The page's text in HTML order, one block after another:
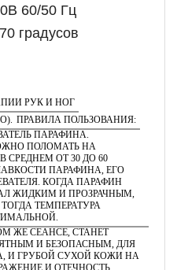
60/50 Гц
градусов
РУК И НОГ
ПРАВИЛА ПОЛЬЗОВАНИЯ:
ПАРАФИНА.
ПОЛОМАТЬ НА
ОТ 30 ДО 60
ПАРАФИНА, ЕГО
КОГДА ПАРАФИН
ЖИДКИМ И ПРОЗРАЧНЫМ,
ТЕМПЕРАТУРА
ЖЕ СЕАНСЕ, СТАНЕТ
И БЕЗОПАСНЫМ, ДЛЯ
И ГРУБОЙ СУХОЙ КОЖИ НА
И ОТЕЧНОСТЬ,